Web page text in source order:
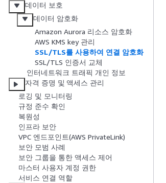
데이터 보호
데이터 암호화
Amazon Aurora 리소스 암호화
AWS KMS key 관리
SSL/TLS를 사용하여 연결 암호화
SSL/TLS 인증서 교체
인터네트워크 트래픽 개인 정보
자격 증명 및 액세스 관리
로깅 및 모니터링
규정 준수 확인
복원성
인프라 보안
VPC 엔드포인트(AWS PrivateLink)
보안 모범 사례
보안 그룹을 통한 액세스 제어
마스터 사용자 계정 권한
서비스 연결 역할